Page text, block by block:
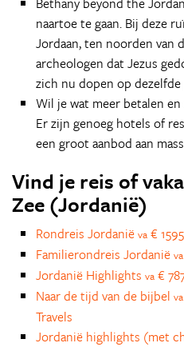
naartoe te gaan. Bij deze
Jordaan, ten noorden van
archeologen dat Jezus
zich nu dopen op dezelfde
Wil je wat meer betalen
Er zijn genoeg hotels of
een groot aanbod aan
Vind je reis of
Zee (Jordanië)
Rondreis Jordanië va €
Familierondreis Jordanië va
Jordanië Highlights va €
Naar de tijd van de bijbel va
Travels
Jordanië highlights (met